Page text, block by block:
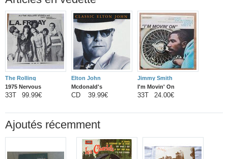
The Rolling
Stones
1975 Nervous
Breakdown L.a.
Friday
33T 99.99€
Elton John
Mcdonald's
Classic Canada
Only Cd
CD 39.99€
Jimmy Smith
I'm Movin' On
33T 24.00€
Ajoutés récemment